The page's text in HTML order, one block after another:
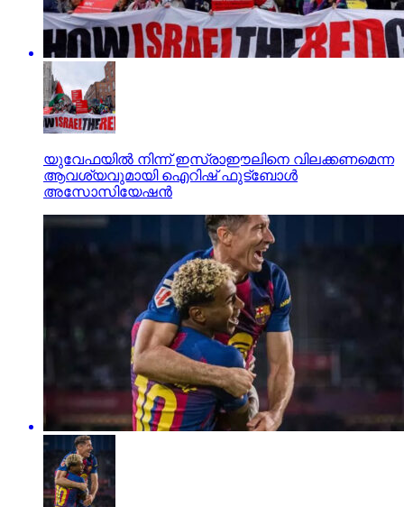
യുവേഫയില്‍ നിന്ന് ഇസ്രാഈലിനെ വിലക്കണമെന്ന
ആവശ്യവുമായി ഐറിഷ് ഫുട്‌ബോള്‍
അസോസിയേഷന്‍